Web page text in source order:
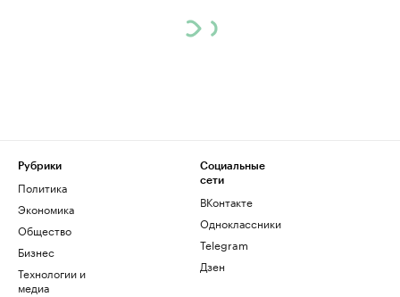
Рубрики
Политика
Экономика
Общество
Бизнес
Технологии и
медиа
Социальные
сети
ВКонтакте
Одноклассники
Telegram
Дзен